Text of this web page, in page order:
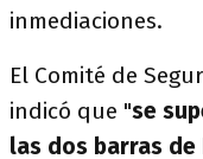
inmediaciones.
El Comité de
indicó que "se
las dos barras de